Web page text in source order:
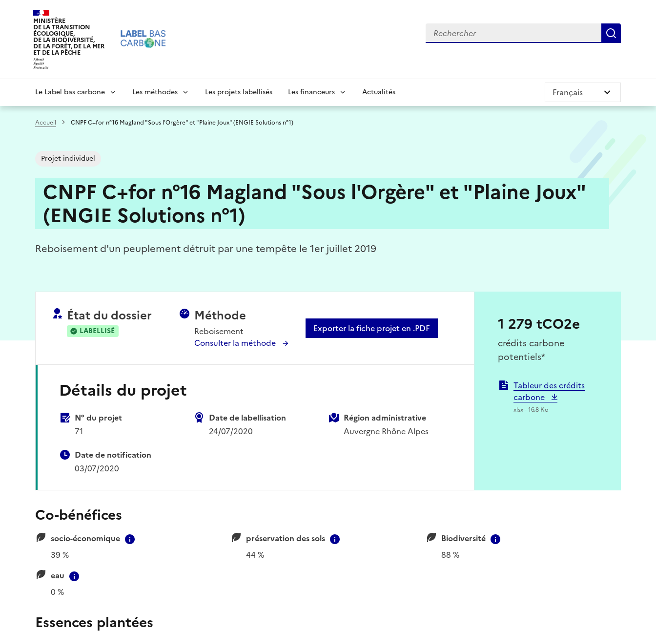
MINISTÈRE
DE LA TRANSITION
ÉCOLOGIQUE,
DE LA BIODIVERSITÉ,
DE LA FORÊT, DE LA MER
ET DE LA PÊCHE
Rechercher
principale
Le Label bas carbone Les méthodes Les projets labellisés Les financeurs Actualités
Accueil CNPF C+for n°16 Magland "Sous l'Orgère" et "Plaine Joux" (ENGIE Solutions n°1)
Projet individuel
CNPF C+for n°16 Magland "Sous l'Orgère" et "Plaine Joux"
(ENGIE Solutions n°1)
Reboisement d'un peuplement détruit par une tempête le 1er juillet 2019
État du dossier
LABELLISÉ
Méthode
Reboisement
Consulter la méthode
Exporter la fiche projet en .PDF
Détails du projet
N° du projet
71
Date de labellisation
24/07/2020
Région administrative
Auvergne Rhône Alpes
Date de notification
03/07/2020
1 279 tCO2e
crédits carbone
potentiels*
Tableur des crédits
carbone
xlsx - 16.8 Ko
Co-bénéfices
socio-économique
39 %
préservation des sols
Contextual information
44 %
Biodiversité
88 %
eau
0 %
Essences plantées